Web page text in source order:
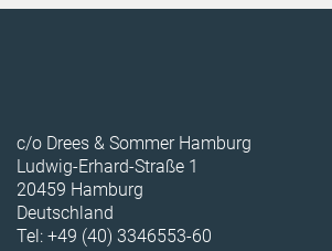
c/o Drees & Sommer Hamburg
Ludwig-Erhard-Straße 1
20459 Hamburg
Deutschland
Tel: +49 (40) 3346553-60